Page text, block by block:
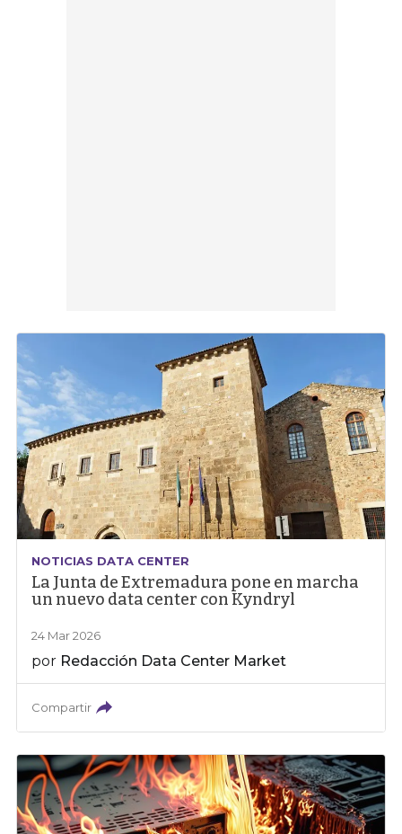
NOTICIAS DATA CENTER
La Junta de Extremadura pone en marcha
un nuevo data center con Kyndryl
24 Mar 2026
por Redacción Data Center Market
Compartir